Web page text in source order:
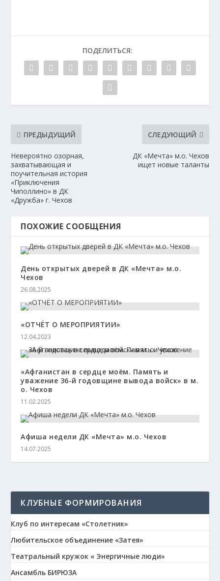
ПОДЕЛИТЬСЯ:
ПРЕДЫДУЩИЙ
Невероятно озорная,
захватывающая и
поучительная история
«Приключения
Чиполлино» в ДК
«Дружба» г. Чехов
СЛЕДУЮЩИЙ
ДК «Мечта» м.о. Чехов
ищет новые таланты
ПОХОЖИЕ СООБЩЕНИЯ
День открытых дверей в ДК «Мечта» м.о.
Чехов
26.08.2025
«ОТЧЁТ О МЕРОПРИЯТИИ»
12.04.2023
«Афганистан в сердце моём. Память и
уважение 36-й годовщине вывода войск» в м.
о. Чехов
11.02.2025
Афиша недели ДК «Мечта» м.о. Чехов
14.07.2025
КЛУБНЫЕ ФОРМИРОВАНИЯ
Клуб по интересам «Столетник»
Любительское объединение «Затея»
Театральный кружок « Энергичные люди»
Ансамбль БИРЮЗА